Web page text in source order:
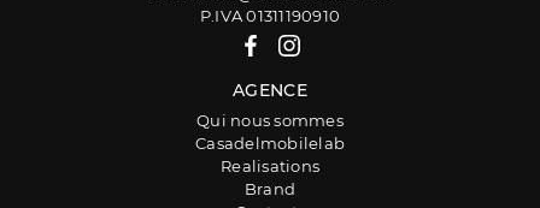
P.IVA 01311190910
AGENCE
Qui nous sommes
Casadelmobilelab
Realisations
Brand